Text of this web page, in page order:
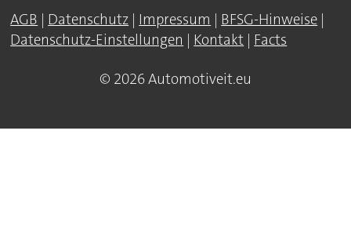
AGB | Datenschutz | Impressum | BFSG-Hinweise |
Datenschutz-Einstellungen | Kontakt | Facts
© 2026 Automotiveit.eu